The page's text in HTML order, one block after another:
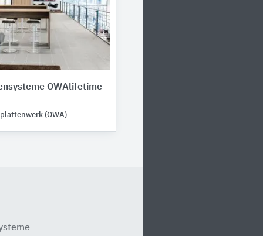
OWAlifetime
(OWA)